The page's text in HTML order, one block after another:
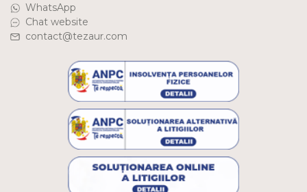
WhatsApp
Chat website
contact@tezaur.com